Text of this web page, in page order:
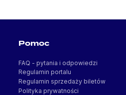
Pomoc
FAQ - pytania i odpowiedzi
Regulamin portalu
Regulamin sprzedaży biletów
Polityka prywatności